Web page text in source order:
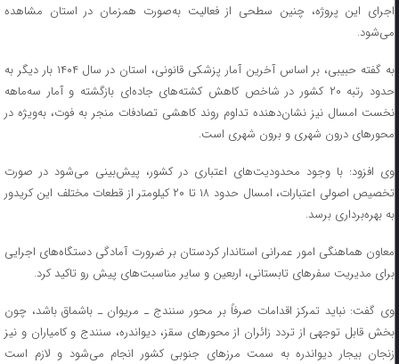
اجرای این پروژه، چنین سطحی از فعالیت به‌صورت همزمان در استان مشاهده
می‌شود.
به گفته حبیبی، بر اساس آخرین آمار پزشکی قانونی، استان در سال ۱۴۰۴ بار دیگر به
حدود رتبه ۲۰ کشور در شاخص کاهش کشته‌های جاده‌ای بازگشته و آمار سه‌ماهه
نخست امسال نیز نشان‌دهنده تداوم روند کاهشی تصادفات منجر به فوت، به‌ویژه در
محورهای درون شهری و برون شهری است.
وی افزود: با وجود محدودیت‌های اعتباری در کشور، پیش‌بینی می‌شود در صورت
تخصیص اصولی اعتبارات، امسال حدود ۱۸ تا ۲۰ کیلومتر از قطعات مختلف این کریدور
به بهره‌برداری برسد.
معاون هماهنگی امور عمرانی استاندار کردستان بر ضرورت آمادگی دستگاه‌های اجرایی
برای مدیریت سفرهای تابستانی، اربعین و سایر مناسبت‌های پیش رو تاکید کرد.
وی گفت: نباید تمرکز اقدامات صرفاً بر محور سنندج ـ مریوان ـ باشماق باشد، چون
بخش قابل توجهی از تردد زائران از محورهای سقز، دیواندره، سنندج و کامیاران و نیز
زنجان بیجار دیواندره به سمت مرزهای جنوبی کشور انجام می‌شود و لازم است